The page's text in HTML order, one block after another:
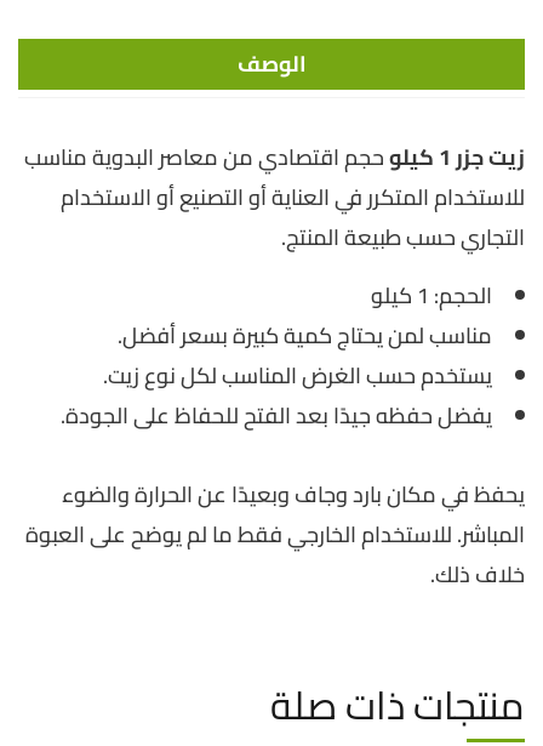
الوصف
زيت جزر 1 كيلو
حجم اقتصادي من معاصر البدوية مناسب
للاستخدام المتكرر في العناية أو التصنيع أو الاستخدام
التجاري حسب طبيعة المنتج.
الحجم: 1 كيلو
مناسب لمن يحتاج كمية كبيرة بسعر أفضل.
يستخدم حسب الغرض المناسب لكل نوع زيت.
يفضل حفظه جيدًا بعد الفتح للحفاظ على الجودة.
يحفظ في مكان بارد وجاف وبعيدًا عن الحرارة والضوء
المباشر. للاستخدام الخارجي فقط ما لم يوضح على العبوة
خلاف ذلك.
منتجات ذات صلة